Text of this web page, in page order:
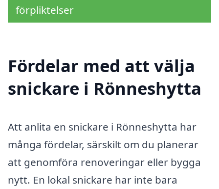
förpliktelser
Fördelar med att välja
snickare i Rönneshytta
Att anlita en snickare i Rönneshytta har
många fördelar, särskilt om du planerar
att genomföra renoveringar eller bygga
nytt. En lokal snickare har inte bara